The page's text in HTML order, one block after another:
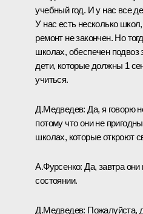
учебный год. И у нас все
У нас есть несколько
ремонт не закончен. Но
школах, обеспечен подвоз
дети, которые должны 1
учиться.
Д.Медведев:Да, я говорю
потому что они не
школах, которые откроют
А.Фурсенко:Да, завтра
состоянии.
Д.Медведев: Пожалуйста,